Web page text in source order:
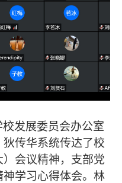
发展委员会办公室
传华系统传达了校
会议精神，支部党
学习心得体会。林